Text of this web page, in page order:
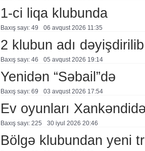
1-ci liqa klubunda
Baxış sayı: 49 06 avqust 2026 11:35
2 klubun adı dəyişdirilib
Baxış sayı: 46 05 avqust 2026 19:14
Yenidən “Səbail”də
Baxış sayı: 69 03 avqust 2026 17:54
Ev oyunları
Baxış sayı: 225 30 i̇yul 2026 20:46
Bölgə klubundan yeni